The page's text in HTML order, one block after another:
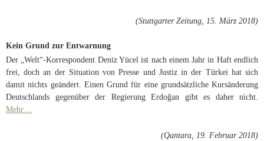
(Stuttgarter Zeitung, 15. März 2018)
Kein Grund zur Entwarnung
Der „Welt“-Korrespondent Deniz Yücel ist nach einem Jahr in Haft endlich
frei, doch an der Situation von Presse und Justiz in der Türkei hat sich
damit nichts geändert. Einen Grund für eine grundsätzliche Kursänderung
Deutschlands gegenüber der Regierung Erdoğan gibt es daher nicht.
Mehr…
(Qantara, 19. Februar 2018)